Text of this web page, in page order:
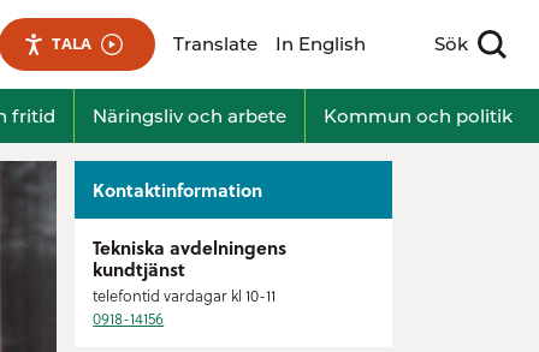
TALA Translate In English Sök
Visa sökfält
fritid Näringsliv och arbete Kommun och politik
Kontaktinformation
Tekniska avdelningens
kundtjänst
telefontid vardagar kl 10-11
0918-14156